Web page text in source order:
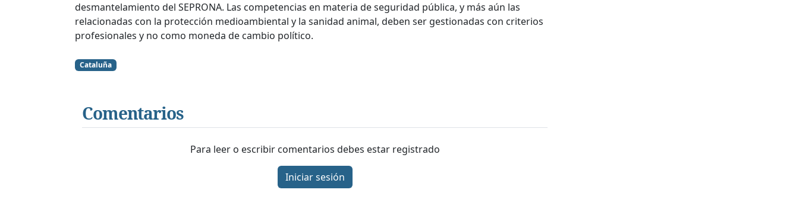
desmantelamiento del SEPRONA. Las competencias en materia de seguridad pública, y más aún las
relacionadas con la protección medioambiental y la sanidad animal, deben ser gestionadas con criterios
profesionales y no como moneda de cambio político.
Cataluña
Comentarios
Para leer o escribir comentarios debes estar registrado
Iniciar sesión